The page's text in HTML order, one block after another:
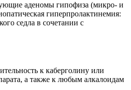
аденомы гипофиза (микро- и
гиперпролактинемия:
седла в сочетании с
к каберголину или
а также к любым алкалоидам